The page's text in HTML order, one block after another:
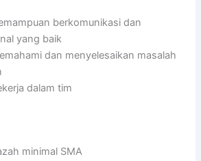
berkomunikasi dan
yang baik
dan menyelesaikan masalah
dalam tim
minimal SMA